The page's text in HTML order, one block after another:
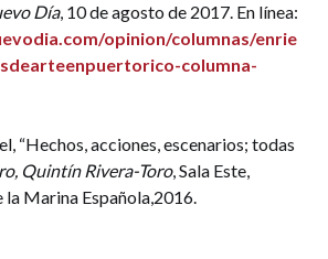
Día, 10 de agosto de 2017. En línea:
opinion/columnas/enrie
columna-
“Hechos, acciones, escenarios; todas
Quintín Rivera-Toro, Sala Este,
Marina Española,2016.